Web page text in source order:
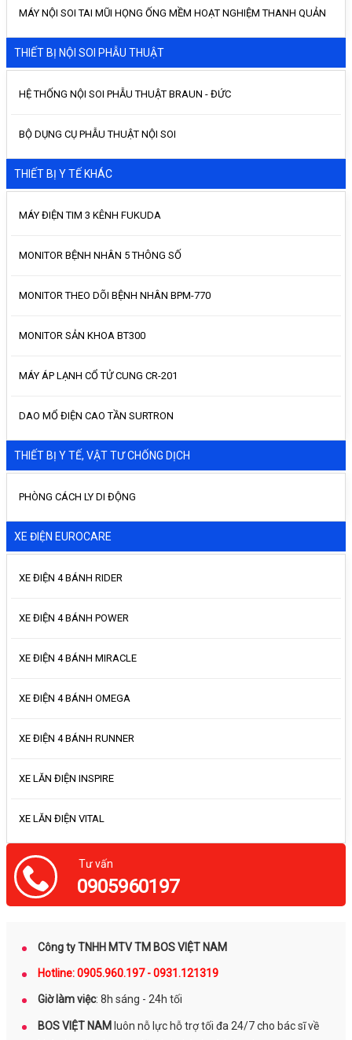
MÁY NỘI SOI TAI MŨI HỌNG ỐNG MỀM HOẠT NGHIỆM THANH QUẢN
THIẾT BỊ NỘI SOI PHẪU THUẬT
HỆ THỐNG NỘI SOI PHẪU THUẬT BRAUN - ĐỨC
BỘ DỤNG CỤ PHẪU THUẬT NỘI SOI
THIẾT BỊ Y TẾ KHÁC
MÁY ĐIỆN TIM 3 KÊNH FUKUDA
MONITOR BỆNH NHÂN 5 THÔNG SỐ
MONITOR THEO DÕI BỆNH NHÂN BPM-770
MONITOR SẢN KHOA BT300
MÁY ÁP LẠNH CỔ TỬ CUNG CR-201
DAO MỔ ĐIỆN CAO TẦN SURTRON
THIẾT BỊ Y TẾ, VẬT TƯ CHỐNG DỊCH
PHÒNG CÁCH LY DI ĐỘNG
XE ĐIỆN EUROCARE
XE ĐIỆN 4 BÁNH RIDER
XE ĐIỆN 4 BÁNH POWER
XE ĐIỆN 4 BÁNH MIRACLE
XE ĐIỆN 4 BÁNH OMEGA
XE ĐIỆN 4 BÁNH RUNNER
XE LĂN ĐIỆN INSPIRE
XE LĂN ĐIỆN VITAL
Tư vấn
0905960197
Công ty TNHH MTV TM BOS VIỆT NAM
Hotline: 0905.960.197 - 0931.121319
Giờ làm việc: 8h sáng - 24h tối
BOS VIỆT NAM luôn nỗ lực hỗ trợ tối đa 24/7 cho bác sĩ về